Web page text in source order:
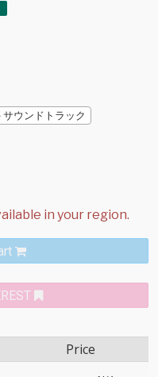
サウンドトラック
Price